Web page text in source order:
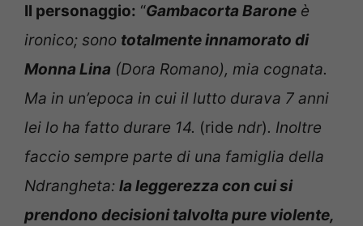
Il personaggio: “Gambacorta Barone è
ironico; sono totalmente innamorato di
Monna Lina (Dora Romano), mia cognata.
Ma in un’epoca in cui il lutto durava 7 anni
lei lo ha fatto durare 14. (ride ndr). Inoltre
faccio sempre parte di una famiglia della
Ndrangheta: la leggerezza con cui si
prendono decisioni talvolta pure violente,